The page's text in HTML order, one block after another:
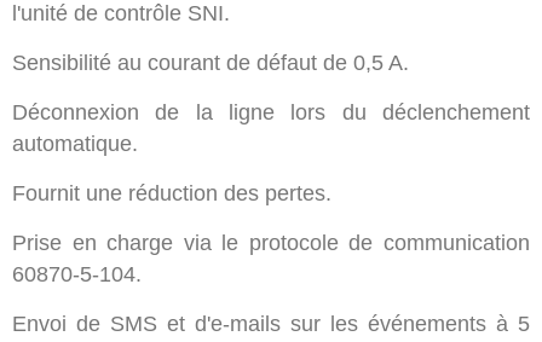
l'unité de contrôle SNI.
Sensibilité au courant de défaut de 0,5 A.
Déconnexion de la ligne lors du déclenchement
automatique.
Fournit une réduction des pertes.
Prise en charge via le protocole de communication
60870-5-104.
Envoi de SMS et d'e-mails sur les événements à 5